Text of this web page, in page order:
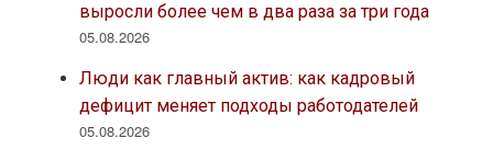
выросли более чем в два раза за три года
05.08.2026
Люди как главный актив: как кадровый
дефицит меняет подходы работодателей
05.08.2026